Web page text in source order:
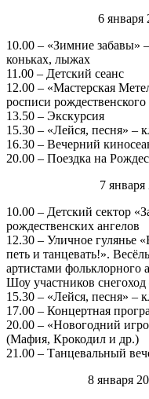
6 января
10.00 – «Зимние забавы»
коньках, лыжах
11.00 – Детский сеанс
12.00 – «Мастерская
росписи рождественского
13.50 – Экскурсия
15.30 – «Лейся, песня» –
16.30 – Вечерний
20.00 – Поездка на
7 января
10.00 – Детский сектор
рождественских ангелов
12.30 – Уличное гулянье
петь и танцевать!».
артистами фольклорного
Шоу участников
15.30 – «Лейся, песня» –
17.00 – Концертная
20.00 – «Новогодний
(Мафия, Крокодил и др.)
21.00 – Танцевальный
8 января